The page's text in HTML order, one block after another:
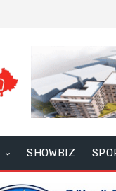
SHOWBIZ